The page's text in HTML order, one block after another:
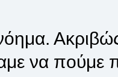
να πούμε